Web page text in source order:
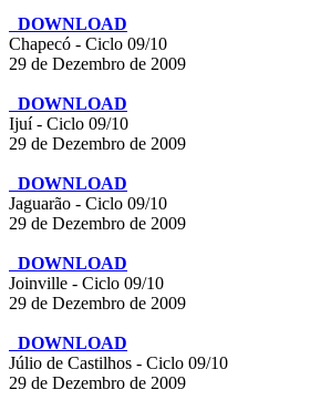
DOWNLOAD
Chapecó - Ciclo 09/10
29 de Dezembro de 2009
DOWNLOAD
Ijuí - Ciclo 09/10
29 de Dezembro de 2009
DOWNLOAD
Jaguarão - Ciclo 09/10
29 de Dezembro de 2009
DOWNLOAD
Joinville - Ciclo 09/10
29 de Dezembro de 2009
DOWNLOAD
Júlio de Castilhos - Ciclo 09/10
29 de Dezembro de 2009